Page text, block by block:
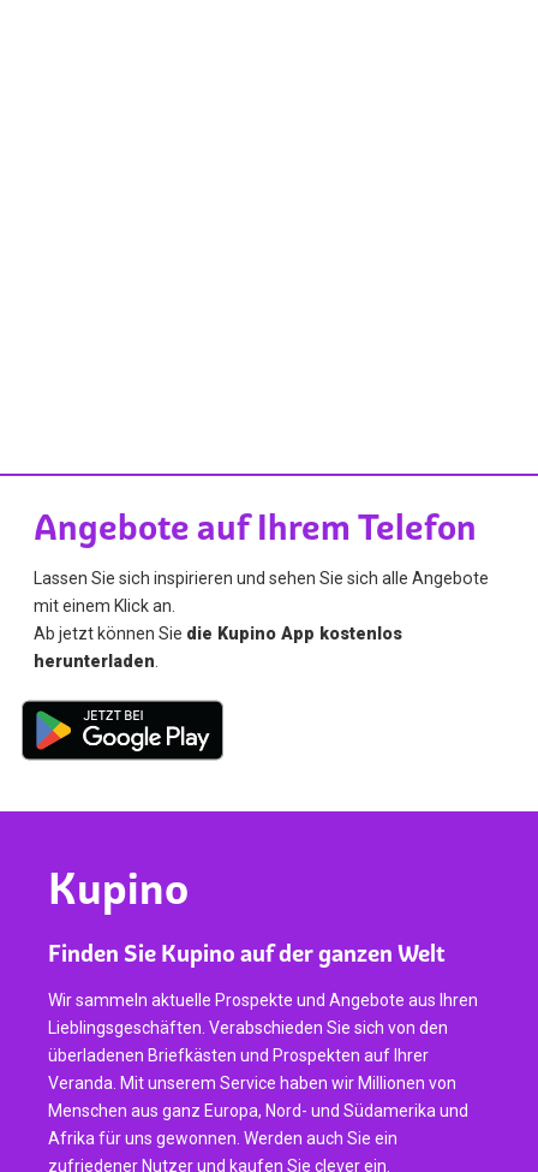
Angebote auf Ihrem Telefon
Lassen Sie sich inspirieren und sehen Sie sich alle Angebote
mit einem Klick an.
Ab jetzt können Sie die Kupino App kostenlos
herunterladen.
Kupino
Finden Sie Kupino auf der ganzen Welt
Wir sammeln aktuelle Prospekte und Angebote aus Ihren
Lieblingsgeschäften. Verabschieden Sie sich von den
überladenen Briefkästen und Prospekten auf Ihrer
Veranda. Mit unserem Service haben wir Millionen von
Menschen aus ganz Europa, Nord- und Südamerika und
Afrika für uns gewonnen. Werden auch Sie ein
zufriedener Nutzer und kaufen Sie clever ein.